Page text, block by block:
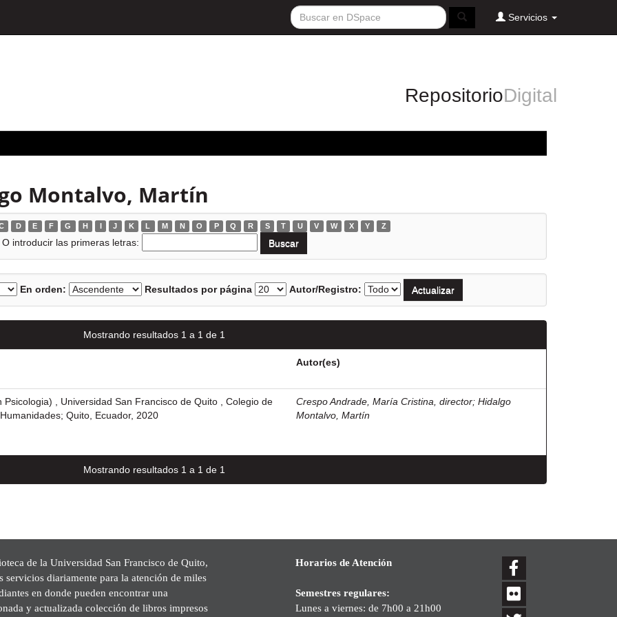
Servicios
RepositorioDigital
Montalvo, Martín
D E F G H I J K L M N O P Q R S T U V W X Y Z
O introducir las primeras letras:
En orden: Resultados por página Autor/Registro:
Mostrando resultados 1 a 1 de 1
Autor(es)
Psicologia) , Universidad San Francisco de Quito , Colegio de
Quito, Ecuador, 2020
Crespo Andrade, María Cristina, director; Hidalgo
Montalvo, Martín
Mostrando resultados 1 a 1 de 1
de la Universidad San Francisco de Quito,
servicios diariamente para la atención de miles
en donde pueden encontrar una
y actualizada colección de libros impresos
Horarios de Atención
Semestres regulares:
Lunes a viernes: de 7h00 a 21h00